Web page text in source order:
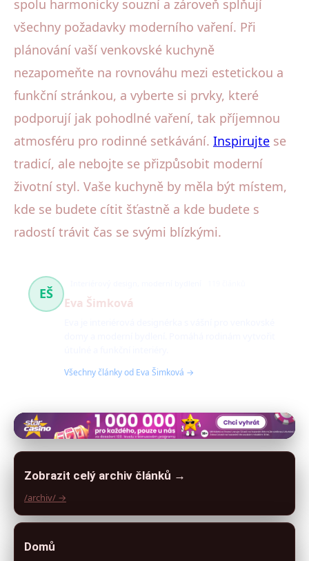
spolu harmonicky souzní a zároveň splňují
všechny požadavky moderního vaření. Při
plánování vaší venkovské kuchyně
nezapomeňte na rovnováhu mezi estetickou a
funkční stránkou, a vyberte si prvky, které
podporují jak pohodlné vaření, tak příjemnou
atmosféru pro rodinné setkávání. Inspirujte se
tradicí, ale nebojte se přizpůsobit moderní
životní styl. Vaše kuchyně by měla být místem,
kde se budete cítit šťastně a kde budete s
radostí trávit čas se svými blízkými.
EŠ
Eva Šimková
Všechny články od Eva Šimková →
Zobrazit celý archiv článků →
/archiv/ →
Domů